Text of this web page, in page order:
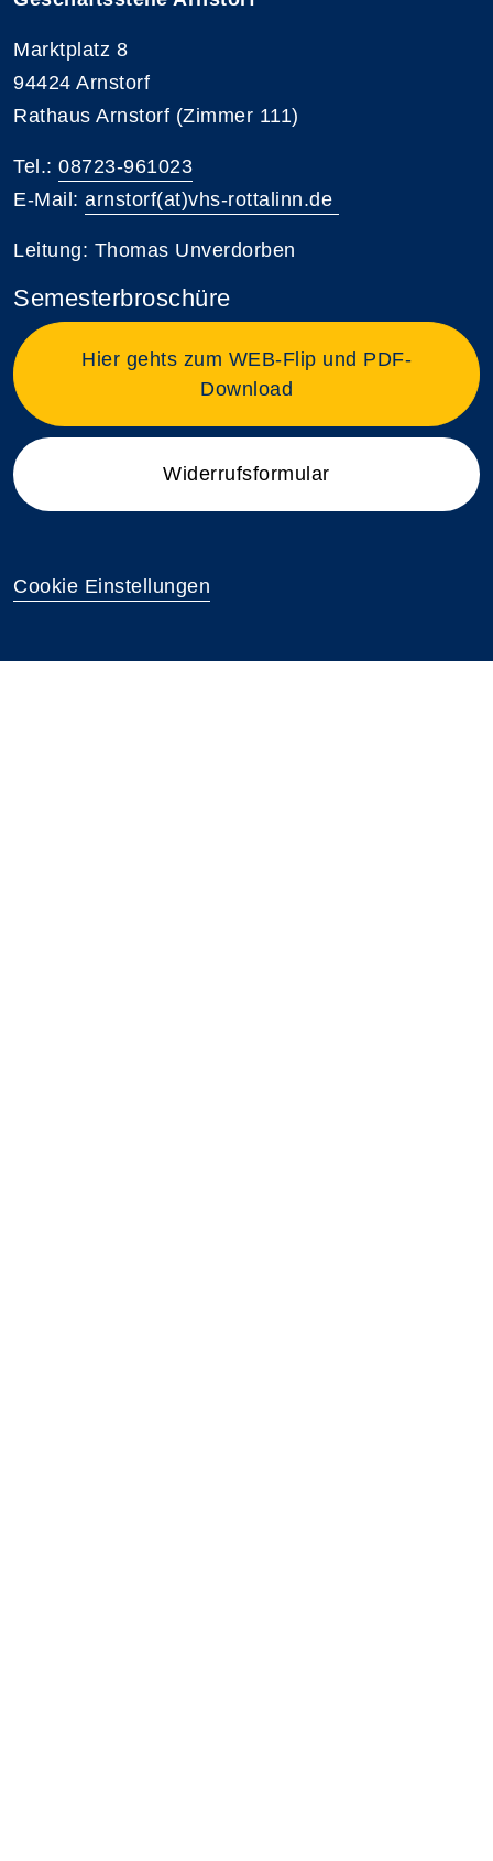
Marktplatz 8
94424 Arnstorf
Rathaus Arnstorf (Zimmer 111)
Tel.: 08723-961023
E-Mail: arnstorf(at)vhs-rottalinn.de
Leitung: Thomas Unverdorben
Semesterbroschüre
Hier gehts zum WEB-Flip und PDF-
Download
Widerrufsformular
Cookie Einstellungen